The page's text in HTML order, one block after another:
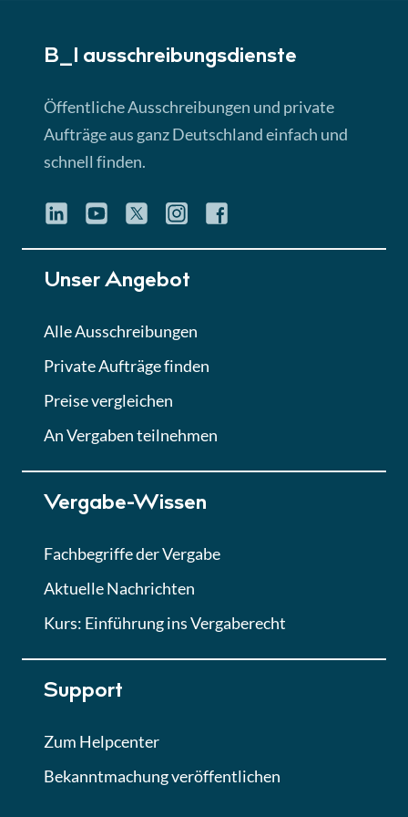
Lektion 3
► 4:31 Min
Quiz
Eignung im Vergabeverfahren
Lektion 6
Abgabe von Angeboten
Lektion
Lektion 7
Finales Quiz
B_I ausschreibungs­dienste
Öffentliche Ausschreibungen und private
Aufträge aus ganz Deutschland einfach und
schnell finden.
Unser Angebot
Alle Ausschreibungen
Private Aufträge finden
Preise vergleichen
An Vergaben teilnehmen
Vergabe-Wissen
Fachbegriffe der Vergabe
Aktuelle Nachrichten
Kurs: Einführung ins Vergaberecht
Support
Zum Helpcenter
Bekanntmachung veröffentlichen